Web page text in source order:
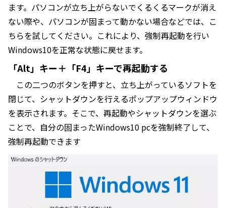
ます。パソコンが立ち上がらないでくるくるマークが消え
ない際や、パソコンが固まって動かない場合などでは、こ
ちらを試してください。これにより、強制再起動を行い
Windows10を正常な状態に戻せます。
「Alt」キー＋「F4」キーで再起動する
この二つのボタンを押すと、立ち上がっているソフトを
閉じて、シャットダウンを行えるポップアップウィンドウ
を表示されます。そこで、再起動やシャットダウンを選ぶ
ことで、自分の固まったWindows10 pcを強制終了して、
強制再起動できます